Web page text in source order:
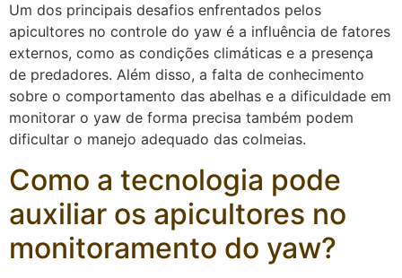
Um dos principais desafios enfrentados pelos
apicultores no controle do yaw é a influência de fatores
externos, como as condições climáticas e a presença
de predadores. Além disso, a falta de conhecimento
sobre o comportamento das abelhas e a dificuldade em
monitorar o yaw de forma precisa também podem
dificultar o manejo adequado das colmeias.
Como a tecnologia pode
auxiliar os apicultores no
monitoramento do yaw?